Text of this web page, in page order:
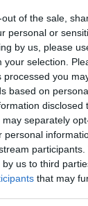
of the sale,
personal or
by us, please
your selection.
processed you
based on
disclosed
separately
personal
us to third
that may
virto
ant